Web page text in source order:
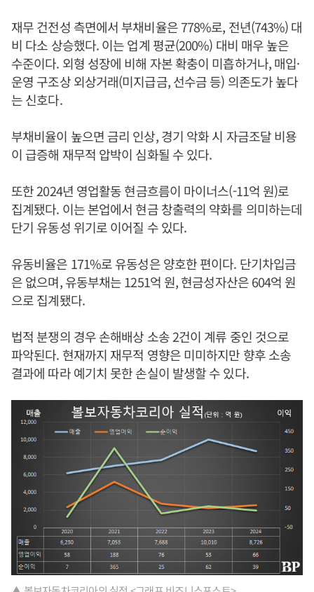
재무 건전성 측면에서 부채비율은 778%로, 전년(743%) 대
비 다소 상승했다. 이는 업계 평균(200%) 대비 매우 높은
수준이다. 외형 성장에 비해 자본 확충이 미흡하거나, 매입·
운영 구조상 외상거래(미지급금, 선수금 등) 의존도가 높다
는 신호다.
부채비율이 높으면 금리 인상, 경기 악화 시 자금조달 비용
이 급증해 재무적 압박이 심화될 수 있다.
또한 2024년 영업활동 현금흐름이 마이너스(-11억 원)로
집계됐다. 이는 본업에서 현금 창출력의 약화를 의미하는데
단기 유동성 위기로 이어질 수 있다.
유동비율은 171%로 유동성은 양호한 편이다. 단기차입금
은 없으며, 유동부채는 1251억 원, 현금성자산은 604억 원
으로 집계됐다.
법적 분쟁의 경우 손해배상 소송 2건이 계류 중인 것으로
파악된다. 현재까지 재무적 영향은 미미하지만 향후 소송
결과에 따라 예기치 못한 손실이 발생할 수 있다.